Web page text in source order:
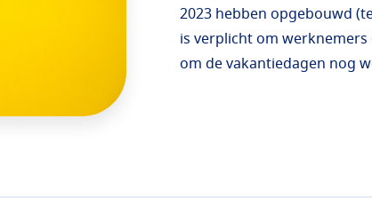
2023 hebben opgebouwd
is verplicht om
om de vakantiedagen nog